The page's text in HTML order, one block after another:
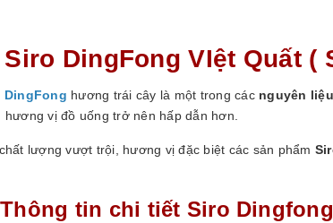
DingFong VIệt Quất (
DingFong hương trái cây là một trong các nguyên
hương vị đồ uống trở nên hấp dẫn hơn.
lượng vượt trội, hương vị đặc biệt các sản phẩm
tin chi tiết Siro